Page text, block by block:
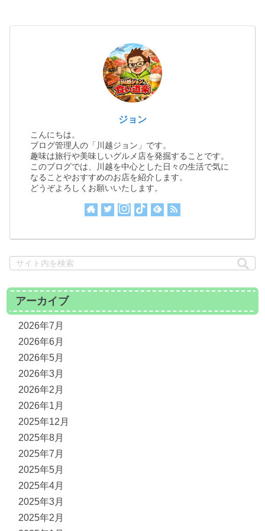
ジョン
こんにちは。
ブログ管理人の「川越ジョン」です。
趣味は旅行や美味しいグルメ店を発掘することです。
このブログでは、川越を中心とした日々の生活で気に
なることやおすすめのお店を紹介します。
どうぞよろしくお願いいたします。
アーカイブ
2026年7月
2026年6月
2026年5月
2026年3月
2026年2月
2026年1月
2025年12月
2025年8月
2025年7月
2025年5月
2025年4月
2025年3月
2025年2月